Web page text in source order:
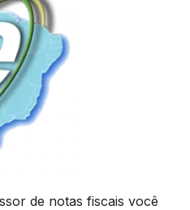
de notas fiscais você